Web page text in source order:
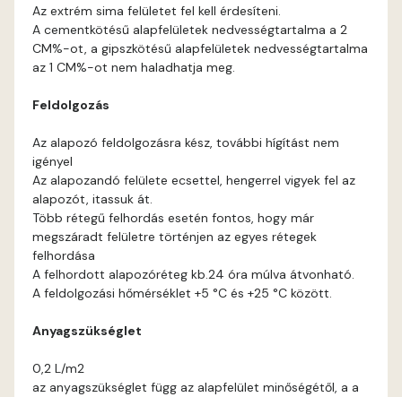
Brick C
Caramel B
Caramel C
Citrus B
Cobalt D
Az extrém sima felületet fel kell érdesíteni.
A cementkötésű alapfelületek nedvességtartalma a 2
CM%-ot, a gipszkötésű alapfelületek nedvességtartalma
az 1 CM%-ot nem haladhatja meg.
Feldolgozás
Az alapozó feldolgozásra kész, további hígítást nem
igényel
Az alapozandó felülete ecsettel, hengerrel vigyek fel az
alapozót, itassuk át.
Több rétegű felhordás esetén fontos, hogy már
megszáradt felületre történjen az egyes rétegek
felhordása
A felhordott alapozóréteg kb.24 óra múlva átvonható.
A feldolgozási hőmérséklet +5 °C és +25 °C között.
Anyagszükséglet
0,2 L/m2
az anyagszükséglet függ az alapfelület minőségétől, a a